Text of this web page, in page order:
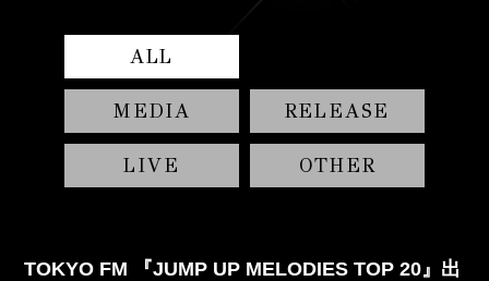
ALL
MEDIA RELEASE
LIVE OTHER
TOKYO FM 『JUMP UP MELODIES TOP 20』出